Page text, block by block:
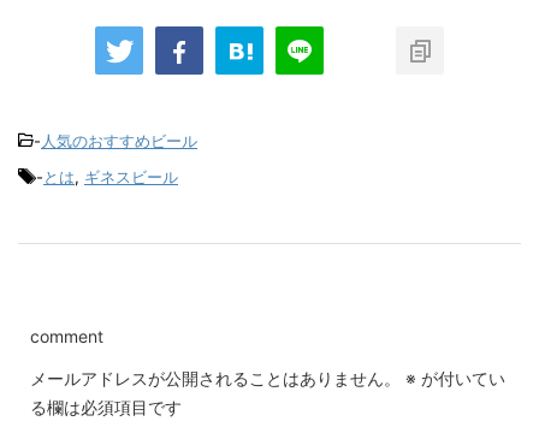
- 人気のおすすめビール
-とは, ギネスビール
comment
メールアドレスが公開されることはありません。 ※ が付いてい
る欄は必須項目です